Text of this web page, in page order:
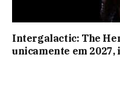
Intergalactic: The
unicamente em